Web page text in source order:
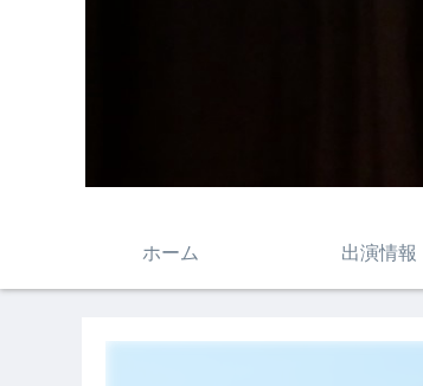
ホーム 出演情報